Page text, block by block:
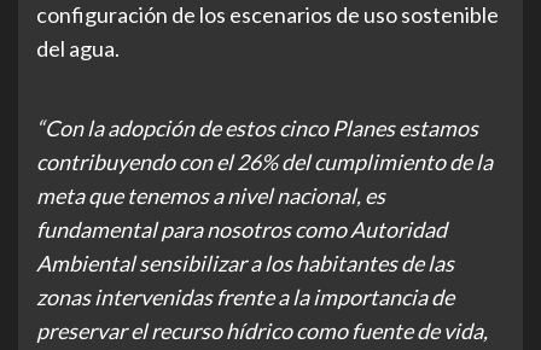
configuración de los escenarios de uso sostenible
del agua.
“Con la adopción de estos cinco Planes estamos
contribuyendo con el 26% del cumplimiento de la
meta que tenemos a nivel nacional, es
fundamental para nosotros como Autoridad
Ambiental sensibilizar a los habitantes de las
zonas intervenidas frente a la importancia de
preservar el recurso hídrico como fuente de vida,